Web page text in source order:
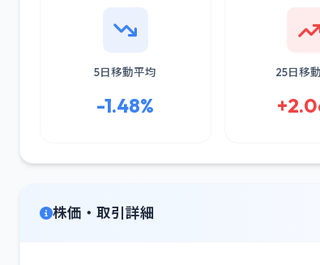
5日移動平均
-1.48%
25日移
株価・取引詳細